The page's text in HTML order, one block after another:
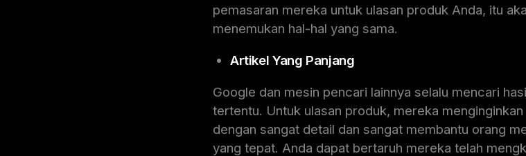
pemasaran mereka untuk ulasan produk Anda, itu
menemukan hal-hal yang sama.
Artikel Yang Panjang
Google dan mesin pencari lainnya selalu mencari
tertentu. Untuk ulasan produk, mereka
dengan sangat detail dan sangat membantu orang
yang tepat. Anda dapat bertaruh mereka telah